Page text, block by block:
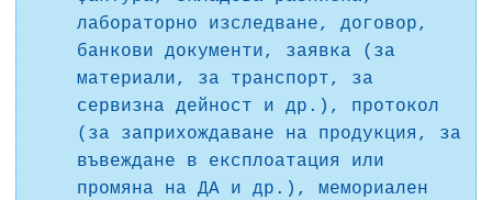
лабораторно изследване, договор,
банкови документи, заявка (за
материали, за транспорт, за
сервизна дейност и др.), протокол
(за заприхождаване на продукция, за
въвеждане в експлоатация или
промяна на ДА и др.), мемориален